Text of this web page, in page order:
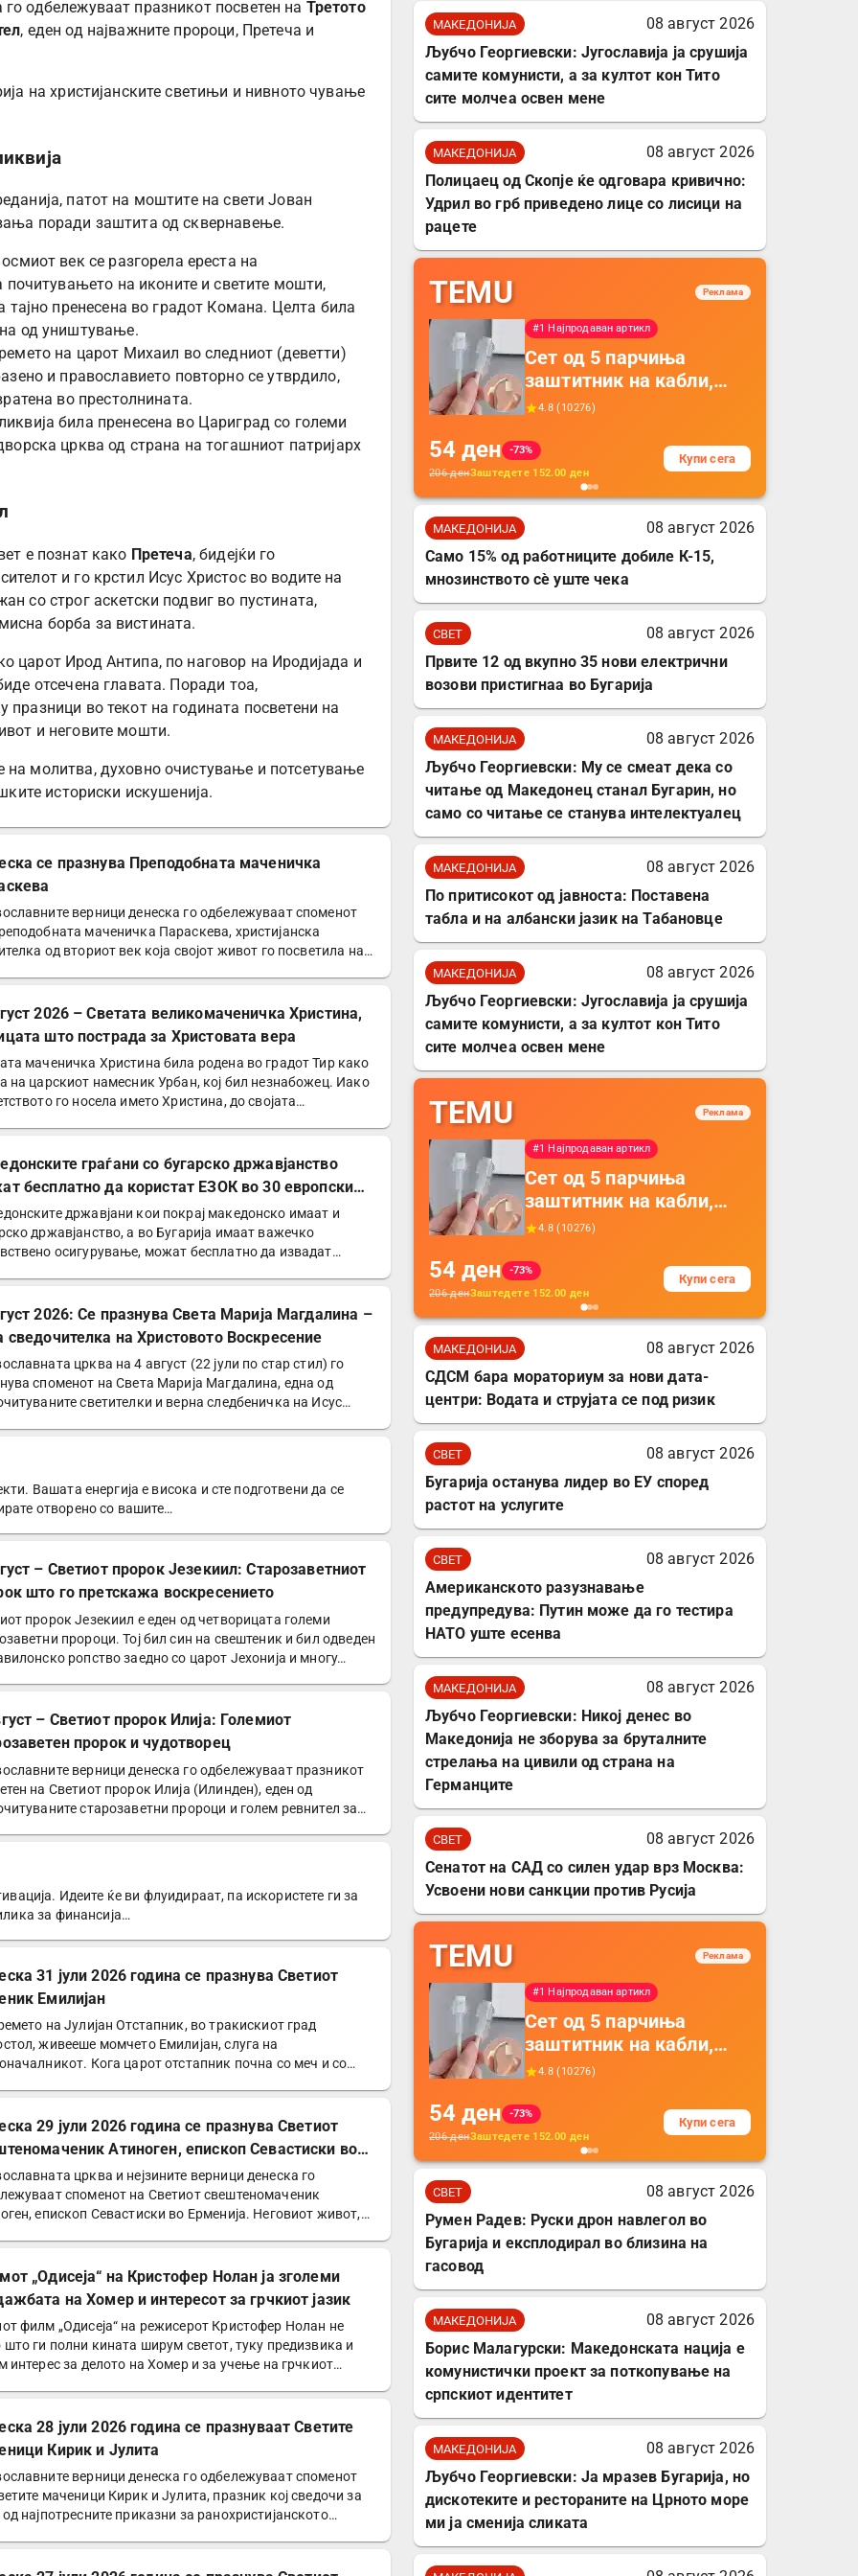
одбележуваат празникот посветен на Третото
, еден од најважните пророци, Претеча и
на христијанските светињи и нивното чување
патот на моштите на свети Јован
поради заштита од сквернавење.
век се разгорела ереста на
почитувањето на иконите и светите мошти,
тајно пренесена во градот Комана. Целта била
од уништување.
на царот Михаил во следниот (деветти)
и православието повторно се утврдило,
во престолнината.
била пренесена во Цариград со големи
црква од страна на тогашниот патријарх
е познат како Претеча, бидејќи го
и го крстил Исус Христос во водите на
со строг аскетски подвиг во пустината,
борба за вистината.
царот Ирод Антипа, по наговор на Иродијада и
отсечена главата. Поради тоа,
празници во текот на годината посветени на
и неговите мошти.
молитва, духовно очистување и потсетување
историски искушенија.
се празнува Преподобната маченичка
верници денеска го одбележуваат споменот
маченичка Параскева, христијанска
од вториот век која својот живот го посветила на…
2026 – Светата великомаченичка Христина,
што пострада за Христовата вера
маченичка Христина била родена во градот Тир како
на царскиот намесник Урбан, кој бил незнабожец. Иако
го носела името Христина, до својата…
граѓани со бугарско државјанство
бесплатно да користат ЕЗОК во 30 европски
државјани кои покрај македонско имаат и
државјанство, а во Бугарија имаат важечко
осигурување, можат бесплатно да извадат
2026: Се празнува Света Марија Магдалина –
сведочителка на Христовото Воскресение
црква на 4 август (22 јули по стар стил) го
споменот на Света Марија Магдалина, една од
светителки и верна следбеничка на Исус…
Вашата енергија е висока и сте подготвени да се
отворено со вашите…
– Светиот пророк Језекиил: Старозаветниот
што го претскажа воскресението
пророк Језекиил е еден од четворицата големи
пророци. Тој бил син на свештеник и бил одведен
ропство заедно со царот Јехонија и многу…
– Светиот пророк Илија: Големиот
пророк и чудотворец
верници денеска го одбележуваат празникот
на Светиот пророк Илија (Илинден), еден од
старозаветни пророци и голем ревнител за…
Идеите ќе ви флуидираат, па искористете ги за
за финансија…
31 јули 2026 година се празнува Светиот
Емилијан
на Јулијан Отстапник, во тракискиот град
живееше момчето Емилијан, слуга на
Кога царот отстапник почна со меч и со
29 јули 2026 година се празнува Светиот
Атиноген, епископ Севастиски во
црква и нејзините верници денеска го
споменот на Светиот свештеномаченик
епископ Севастиски во Ерменија. Неговиот живот,
„Одисеја“ на Кристофер Нолан ја зголеми
на Хомер и интересот за грчкиот јазик
филм „Одисеја“ на режисерот Кристофер Нолан не
што ги полни кината ширум светот, туку предизвика и
интерес за делото на Хомер и за учење на грчкиот…
28 јули 2026 година се празнуваат Светите
Кирик и Јулита
верници денеска го одбележуваат споменот
маченици Кирик и Јулита, празник кој сведочи за
најпотресните приказни за ранохристијанското…
МАКЕДОНИЈА
08 август 2026
Љубчо Георгиевски: Југославија ја срушија
самите комунисти, а за култот кон Тито
сите молчеа освен мене
МАКЕДОНИЈА
08 август 2026
Полицаец од Скопје ќе одговара кривично:
Удрил во грб приведено лице со лисици на
рацете
TEMU Реклама
#1 Најпродаван артикл
Сет од 5 парчиња
заштитник на кабли,
прекривка за заштита
додатоци за заштита на
кабли, без батерија, за
мобилни телефони,
комплет за заштита на
4.8 (10276)
54 ден
-73%
206денЗаштедете 152.00 ден
Купи сега
МАКЕДОНИЈА
08 август 2026
Само 15% од работниците добиле К-15,
мнозинството сè уште чека
СВЕТ
08 август 2026
Првите 12 од вкупно 35 нови електрични
возови пристигнаа во Бугарија
МАКЕДОНИЈА
08 август 2026
Љубчо Георгиевски: Му се смеат дека со
читање од Македонец станал Бугарин, но
само со читање се станува интелектуалец
МАКЕДОНИЈА
08 август 2026
По притисокот од јавноста: Поставена
табла и на албански јазик на Табановце
МАКЕДОНИЈА
08 август 2026
Љубчо Георгиевски: Југославија ја срушија
самите комунисти, а за култот кон Тито
сите молчеа освен мене
TEMU Реклама
#1 Најпродаван артикл
Сет од 5 парчиња
заштитник на кабли,
прекривка за заштита
додатоци за заштита на
кабли, без батерија, за
мобилни телефони,
комплет за заштита на
4.8 (10276)
54 ден
-73%
206денЗаштедете 152.00 ден
Купи сега
МАКЕДОНИЈА
08 август 2026
СДСМ бара мораториум за нови дата-
центри: Водата и струјата се под ризик
СВЕТ
08 август 2026
Бугарија останува лидер во ЕУ според
растот на услугите
СВЕТ
08 август 2026
Американското разузнавање
предупредува: Путин може да го тестира
НАТО уште есенва
МАКЕДОНИЈА
08 август 2026
Љубчо Георгиевски: Никој денес во
Македонија не зборува за бруталните
стрелања на цивили од страна на
Германците
СВЕТ
08 август 2026
Сенатот на САД со силен удар врз Москва:
Усвоени нови санкции против Русија
TEMU Реклама
#1 Најпродаван артикл
Сет од 5 парчиња
заштитник на кабли,
прекривка за заштита
додатоци за заштита на
кабли, без батерија, за
мобилни телефони,
комплет за заштита на
4.8 (10276)
54 ден
-73%
206денЗаштедете 152.00 ден
Купи сега
СВЕТ
08 август 2026
Румен Радев: Руски дрон навлегол во
Бугарија и експлодирал во близина на
гасовод
МАКЕДОНИЈА
08 август 2026
Борис Малагурски: Македонската нација е
комунистички проект за поткопување на
српскиот идентитет
МАКЕДОНИЈА
08 август 2026
Љубчо Георгиевски: Ја мразев Бугарија, но
дискотеките и рестораните на Црното море
ми ја сменија сликата